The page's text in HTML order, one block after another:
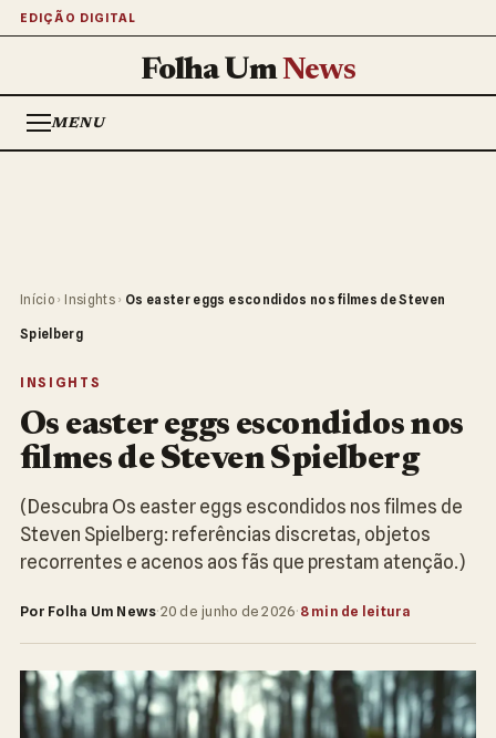
EDIÇÃO DIGITAL
Folha UmNews
MENU
Início › Insights › Os easter eggs escondidos nos filmes de Steven
Spielberg
INSIGHTS
Os easter eggs escondidos nos
filmes de Steven Spielberg
(Descubra Os easter eggs escondidos nos filmes de
Steven Spielberg: referências discretas, objetos
recorrentes e acenos aos fãs que prestam atenção.)
Por Folha Um News·20 de junho de 2026· 8 min de leitura